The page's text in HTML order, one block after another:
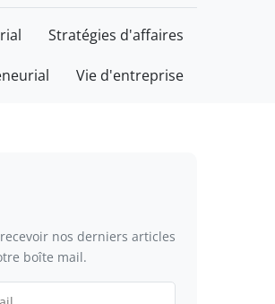
Stratégies d'affaires
Vie d'entreprise
nos derniers articles
boîte mail.